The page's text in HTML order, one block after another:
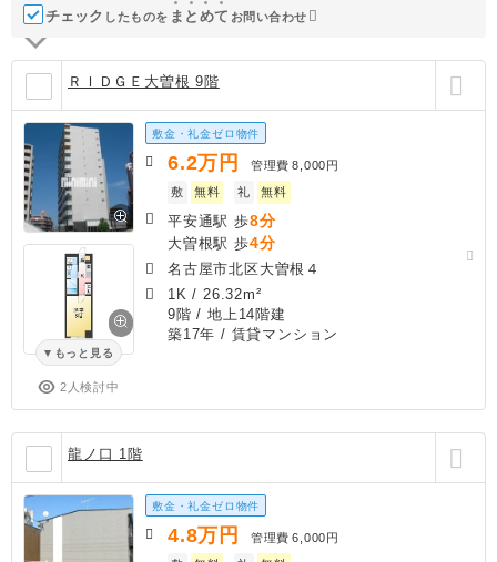
チェック したものを ま と めて お問い合わせ
ＲＩＤＧＥ大曽根 9階
もっと見る
2人検討中
敷金・礼金ゼロ物件
6.2万円 管理費 8,000円
敷
無料 礼 無料
平安通駅 歩8分
大曽根駅 歩4分
名古屋市北区大曽根４
1K / 26.32m²
9階 / 地上14階建
築17年 / 賃貸マンション
龍ノ口 1階
敷金・礼金ゼロ物件
4.8万円 管理費 6,000円